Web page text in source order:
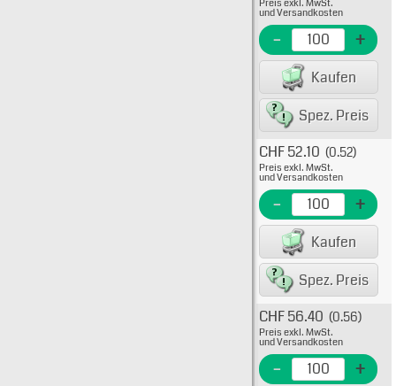
EME
und Versandkosten
- +
Kaufen
Spez. Preis
EME
CHF 52.10 (0.52)
Preis exkl. MwSt.
und Versandkosten
- +
Kaufen
Spez. Preis
Typ:
EME
CHF 56.40 (0.56)
Preis exkl. MwSt.
und Versandkosten
- +